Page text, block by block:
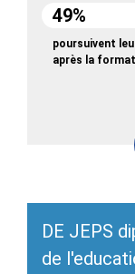
49%
poursuivent
après la
DE JEPS
de